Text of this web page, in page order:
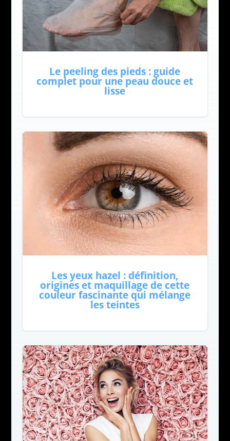
Le peeling des pieds : guide
complet pour une peau douce et
lisse
Les yeux hazel : définition,
origines et maquillage de cette
couleur fascinante qui mélange
les teintes